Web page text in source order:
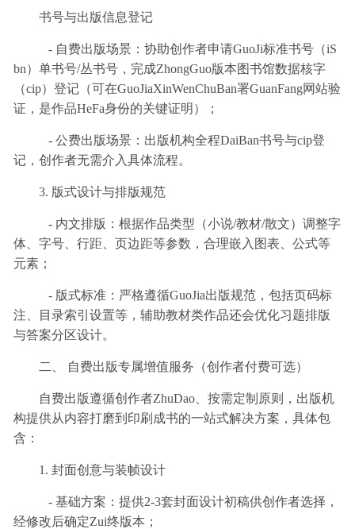
书号与出版信息登记
- 自费出版场景：协助创作者申请GuoJi标准书号（iS
bn）单书号/丛书号，完成ZhongGuo版本图书馆数据核字
（cip）登记（可在GuoJiaXinWenChuBan署GuanFang网站验
证，是作品HeFa身份的关键证明）；
- 公费出版场景：出版机构全程DaiBan书号与cip登
记，创作者无需介入具体流程。
3. 版式设计与排版规范
- 内文排版：根据作品类型（小说/教材/散文）调整字
体、字号、行距、页边距等参数，合理嵌入图表、公式等
元素；
- 版式标准：严格遵循GuoJia出版规范，包括页码标
注、目录索引设置等，辅助教材类作品还会优化习题排版
与答案分区设计。
二、 自费出版专属增值服务（创作者付费可选）
自费出版遵循创作者ZhuDao、按需定制原则，出版机
构提供从内容打磨到印刷成书的一站式解决方案，具体包
含：
1. 封面创意与装帧设计
- 基础方案：提供2-3套封面设计初稿供创作者选择，
经修改后确定Zui终版本；